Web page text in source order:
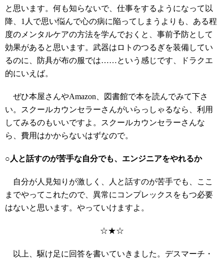
と思います。何も知らないで、仕事をするようになって以
降、1人で思い悩んで心の病に陥ってしまうよりも、ある程
度のメンタルケアの方法を学んでおくと、事前予防として
効果があると思います。武器はロトのつるぎを装備してい
るのに、防具が布の服では……という感じです、ドラクエ
的にいえば。
ぜひ本屋さんやAmazon、図書館で本を読んでみて下さ
い。スクールカウンセラーさんがいらっしゃるなら、利用
してみるのもいいですよ。スクールカウンセラーさんな
ら、費用はかからないはずなので。
○人と話すのが苦手な自分でも、エンジニアをやれるか
自分が人見知りが激しく、人と話すのが苦手でも、ここ
までやってこれたので、異常にコンプレックスをもつ必要
はないと思います。やっていけますよ。
☆★☆
以上、駆け足に回答を書いていきました。デスマーチ・